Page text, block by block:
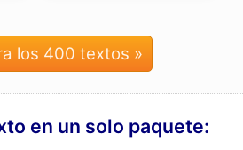
los 400 textos »
en un solo paquete: